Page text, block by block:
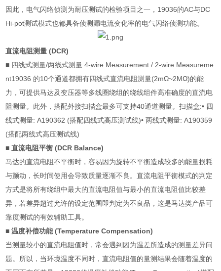
因此，电气闪络侦测为耐压测试的检验项目之一， 19036的AC与DC
Hi-pot测试模式也都具备侦测漏电流变化率的电气闪络侦测功能。
直流电阻测量 (DCR)
■ 四线式测量/两线式测量 4-wire Measurement / 2-wire Measureme
nt19036 的10个通道都拥有四线式直流电阻测量(2mΩ~2MΩ)的能
力，可提供马达及变压器等多线圈绕组的绕线组件高准确度的直流电
阻测量。此外，搭配外接扫描盒最多可支持40通道测量。扫描盒:• 四
线式测量: A190362 (搭配四线式高压测试线)•两线式测量: A190359
(搭配两线式高压测试线)
■ 直流电阻平衡 (DCR Balance)
马达的直流电阻不平衡时，容易因为旋转不平衡造成较多的能量损耗
与颤动，长时间使用会导致质量逐渐不良。直流电阻平衡模式的判定
方式是将所有绕组中最大的直流电阻值与最小的直流电阻值比较差
异，若差异超过允许的设定范围即判定为不良品，这是马达类产品可
靠度测试的有效辅助工具。
■ 温度补偿功能(Temperature Compensation)
当测量较小的直流电阻值时，常会遇到因为温差所造成的测量差异问
题。所以，当环境温度不同时，直流电阻值的量测结果会随着温度的